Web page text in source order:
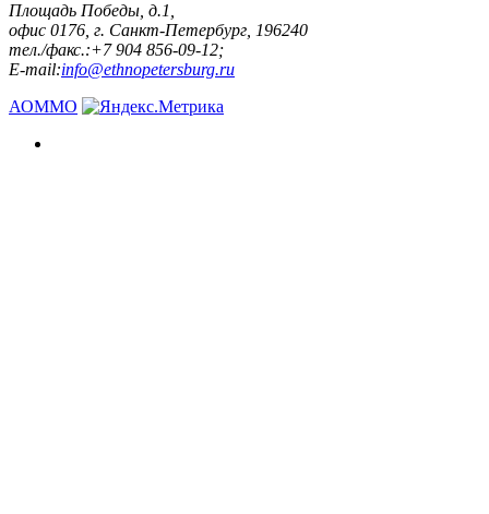
Площадь Победы, д.1,
офис 0176, г. Санкт-Петербург, 196240
тел./факс.:+7 904 856-09-12;
E-mail:info@ethnopetersburg.ru
АОММО